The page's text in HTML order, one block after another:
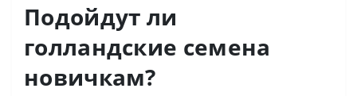
Подойдут ли
голландские семена
новичкам?